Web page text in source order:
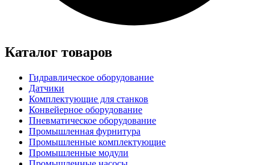
Каталог товаров
Гидравлическое оборудование
Датчики
Комплектующие для станков
Конвейерное оборудование
Пневматическое оборудование
Промышленная фурнитура
Промышленные комплектующие
Промышленные модули